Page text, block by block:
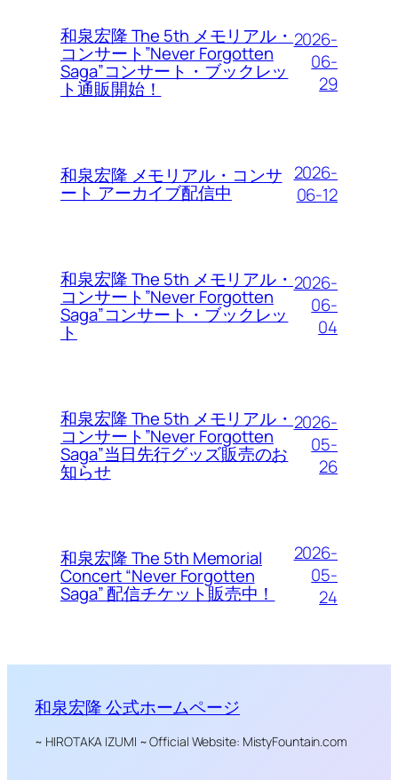
和泉宏隆 The 5th メモリアル・
コンサート”Never Forgotten
Saga”コンサート・ブックレッ
ト通販開始！
2026-
06-
29
和泉宏隆 メモリアル・コンサ
ート アーカイブ配信中
2026-
06-12
和泉宏隆 The 5th メモリアル・
コンサート”Never Forgotten
Saga”コンサート・ブックレッ
ト
2026-
06-
04
和泉宏隆 The 5th メモリアル・
コンサート”Never Forgotten
Saga”当日先行グッズ販売のお
知らせ
2026-
05-
26
和泉宏隆 The 5th Memorial
Concert “Never Forgotten
Saga” 配信チケット販売中！
2026-
05-
24
和泉宏隆 公式ホームページ
~ HIROTAKA IZUMI ~ Official Website: MistyFountain.com